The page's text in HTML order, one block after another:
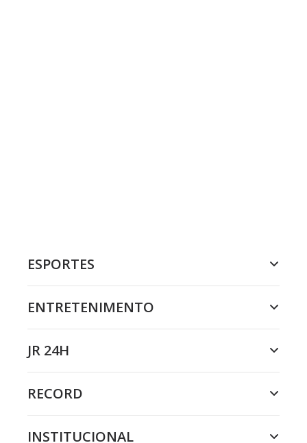
ESPORTES
ENTRETENIMENTO
JR 24H
RECORD
INSTITUCIONAL